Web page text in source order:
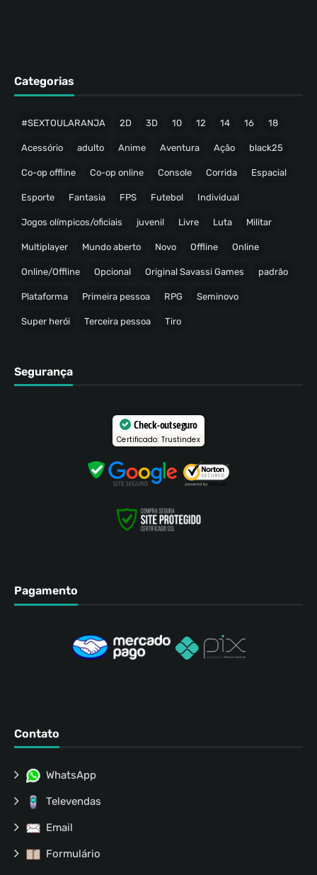
Categorias
#SEXTOULARANJA 2D 3D 10 12 14 16 18
Acessório adulto Anime Aventura Ação black25
Co-op offline Co-op online Console Corrida Espacial
Esporte Fantasia FPS Futebol Individual
Jogos olímpicos/oficiais juvenil Livre Luta Militar
Multiplayer Mundo aberto Novo Offline Online
Online/Offline Opcional Original Savassi Games padrão
Plataforma Primeira pessoa RPG Seminovo
Super herói Terceira pessoa Tiro
Segurança
Check-out seguro
Certificado: Trustindex
Pagamento
Contato
WhatsApp
Televendas
Email
Formulário